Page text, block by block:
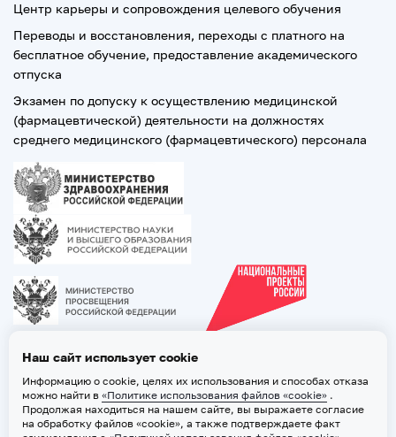
Центр карьеры и сопровождения целевого обучения
Переводы и восстановления, переходы с платного на
бесплатное обучение, предоставление академического
отпуска
Экзамен по допуску к осуществлению медицинской
(фармацевтической) деятельности на должностях
среднего медицинского (фармацевтического) персонала
Наш сайт использует cookie
Информацию о cookie, целях их использования и способах отказа
можно найти в «Политике использования файлов «cookie» .
Продолжая находиться на нашем сайте, вы выражаете согласие
на обработку файлов «cookie», а также подтверждаете факт